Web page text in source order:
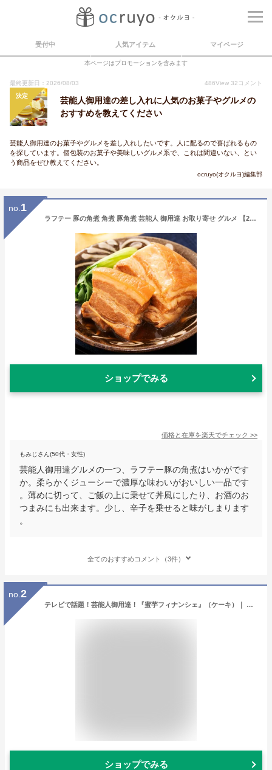
受付中 人気アイテム マイページ
本ページはプロモーションを含みます
最終更新日：2026/08/03 486View 32 コメント
決定
芸能人御用達の差し入れに人気のお菓子やグルメの
おすすめを教えてください
芸能人御用達のお菓子やグルメを差し入れしたいです。人に配るので喜ばれるもの
を探しています。個包装のお菓子や美味しいグルメ系で、これは間違いない、とい
う商品をぜひ教えてください。
ocruyo(オクルヨ)編集部
no. 1
ラフテー 豚の角煮 角煮 豚角煮 芸能人 御用達 お取り寄せ グルメ 【200g×3袋/5〜6人前】
ショップでみる
価格と在庫を楽天でチェック >>
もみじさん(50代・女性)
芸能人御用達グルメの一つ、ラフテー豚の角煮はいかがです
か。柔らかくジューシーで濃厚な味わいがおいしい一品です
。薄めに切って、ご飯の上に乗せて丼風にしたり、お酒のお
つまみにも出来ます。少し、辛子を乗せると味がしまります
。
全てのおすすめコメント（3件）
no. 2
テレビで話題！芸能人御用達！『蜜芋フィナンシェ』（ケーキ）｜ ギフト 送料無料 メープルシロップ スイーツ パウンドケーキ テリーヌ 紅はるか 蜜芋 和菓子 和スイーツ 洋菓子 東京土産 バレンタイン
ショップでみる